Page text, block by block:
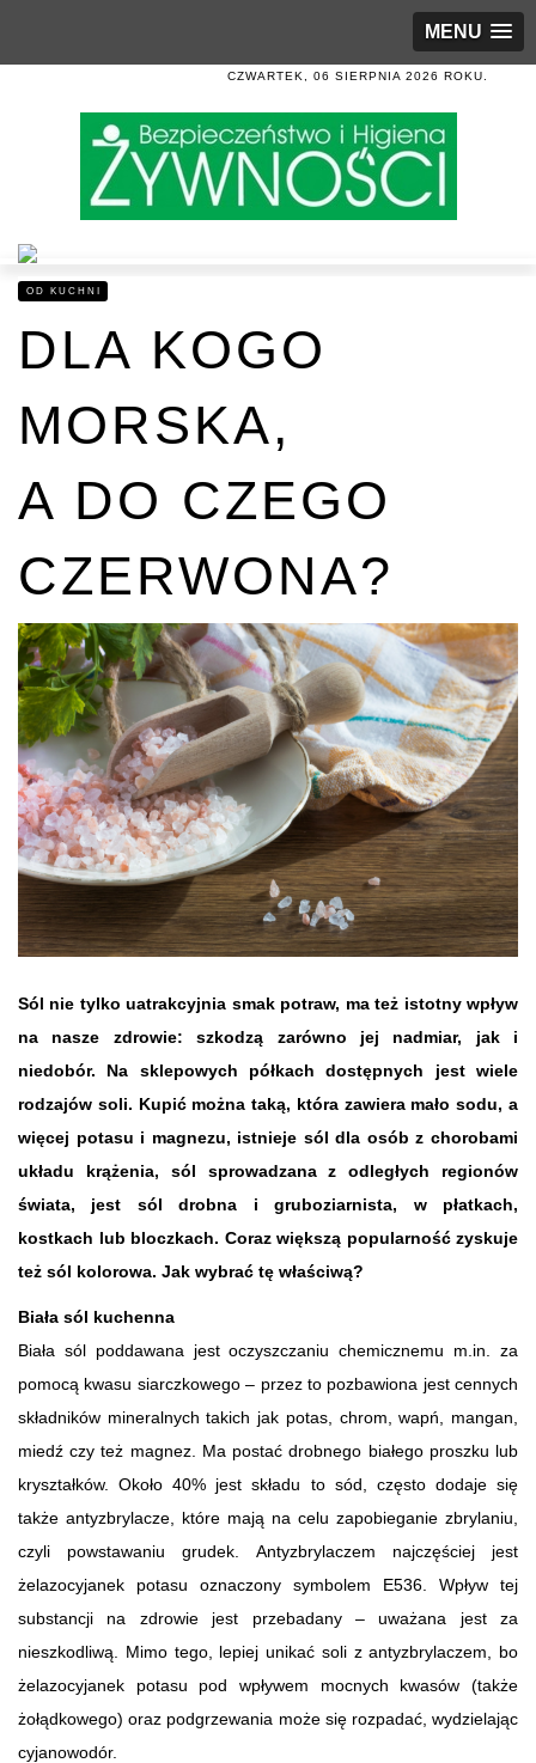
MENU
CZWARTEK, 06 SIERPNIA 2026 ROKU.
OD KUCHNI
DLA KOGO
MORSKA,
A DO CZEGO
CZERWONA?
Sól nie tylko uatrakcyjnia smak potraw, ma też istotny wpływ
na nasze zdrowie: szkodzą zarówno jej nadmiar, jak i
niedobór. Na sklepowych półkach dostępnych jest wiele
rodzajów soli. Kupić można taką, która zawiera mało sodu, a
więcej potasu i magnezu, istnieje sól dla osób z chorobami
układu krążenia, sól sprowadzana z odległych regionów
świata, jest sól drobna i gruboziarnista, w płatkach,
kostkach lub bloczkach. Coraz większą popularność zyskuje
też sól kolorowa. Jak wybrać tę właściwą?
Biała sól kuchenna
Biała sól poddawana jest oczyszczaniu chemicznemu m.in. za
pomocą kwasu siarczkowego – przez to pozbawiona jest cennych
składników mineralnych takich jak potas, chrom, wapń, mangan,
miedź czy też magnez. Ma postać drobnego białego proszku lub
kryształków. Około 40% jest składu to sód, często dodaje się
także antyzbrylacze, które mają na celu zapobieganie zbrylaniu,
czyli powstawaniu grudek. Antyzbrylaczem najczęściej jest
żelazocyjanek potasu oznaczony symbolem E536. Wpływ tej
substancji na zdrowie jest przebadany – uważana jest za
nieszkodliwą. Mimo tego, lepiej unikać soli z antyzbrylaczem, bo
żelazocyjanek potasu pod wpływem mocnych kwasów (także
żołądkowego) oraz podgrzewania może się rozpadać, wydzielając
cyjanowodór.